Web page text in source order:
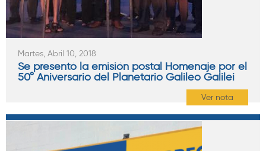
Martes, Abril 10, 2018
Se presentó la emisión postal Homenaje por el
50° Aniversario del Planetario Galileo Galilei
Ver nota